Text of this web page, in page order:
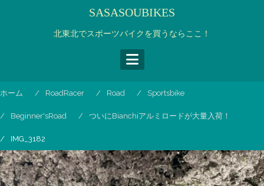
キ
プ
SASASOUBIKES
北東北でスポーツバイクを買うならここ！
ホーム RoadRacer Road Sportsbike
Beginner'sRoad ついにBianchiアルミロードが大量入荷！
IMG_3182